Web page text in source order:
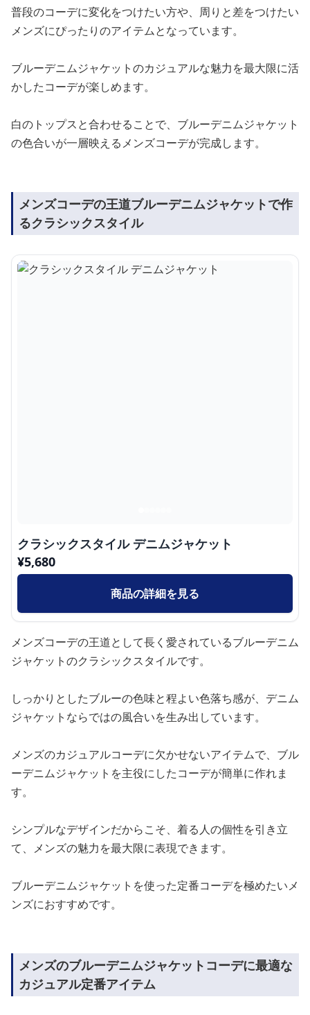
普段のコーデに変化をつけたい方や、周りと差をつけたい
メンズにぴったりのアイテムとなっています。
ブルーデニムジャケットのカジュアルな魅力を最大限に活
かしたコーデが楽しめます。
白のトップスと合わせることで、ブルーデニムジャケット
の色合いが一層映えるメンズコーデが完成します。
メンズコーデの王道ブルーデニムジャケットで作
るクラシックスタイル
クラシックスタイル デニムジャケット
¥5,680
商品の詳細を見る
メンズコーデの王道として長く愛されているブルーデニム
ジャケットのクラシックスタイルです。
しっかりとしたブルーの色味と程よい色落ち感が、デニム
ジャケットならではの風合いを生み出しています。
メンズのカジュアルコーデに欠かせないアイテムで、ブル
ーデニムジャケットを主役にしたコーデが簡単に作れま
す。
シンプルなデザインだからこそ、着る人の個性を引き立
て、メンズの魅力を最大限に表現できます。
ブルーデニムジャケットを使った定番コーデを極めたいメ
ンズにおすすめです。
メンズのブルーデニムジャケットコーデに最適な
カジュアル定番アイテム